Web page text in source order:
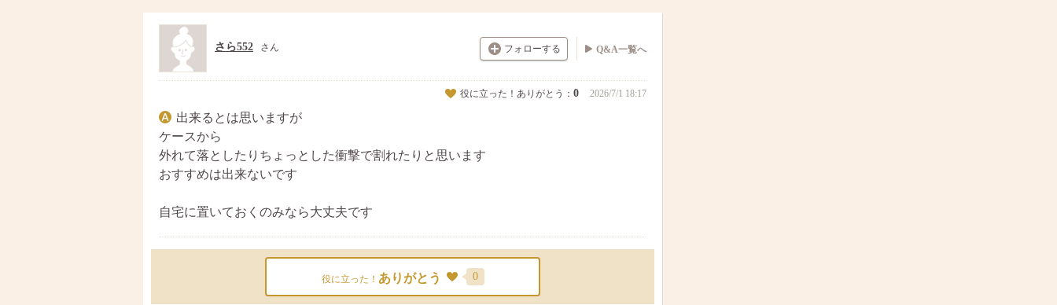
フォローする
さら552 さん Q&A一覧へ
役に立った！ありがとう： 0 2026/7/1 18:17
出来るとは思いますが
ケースから
外れて落としたりちょっとした衝撃で割れたりと思います
おすすめは出来ないです
自宅に置いておくのみなら大丈夫です
役に立った！ ありがとう 0